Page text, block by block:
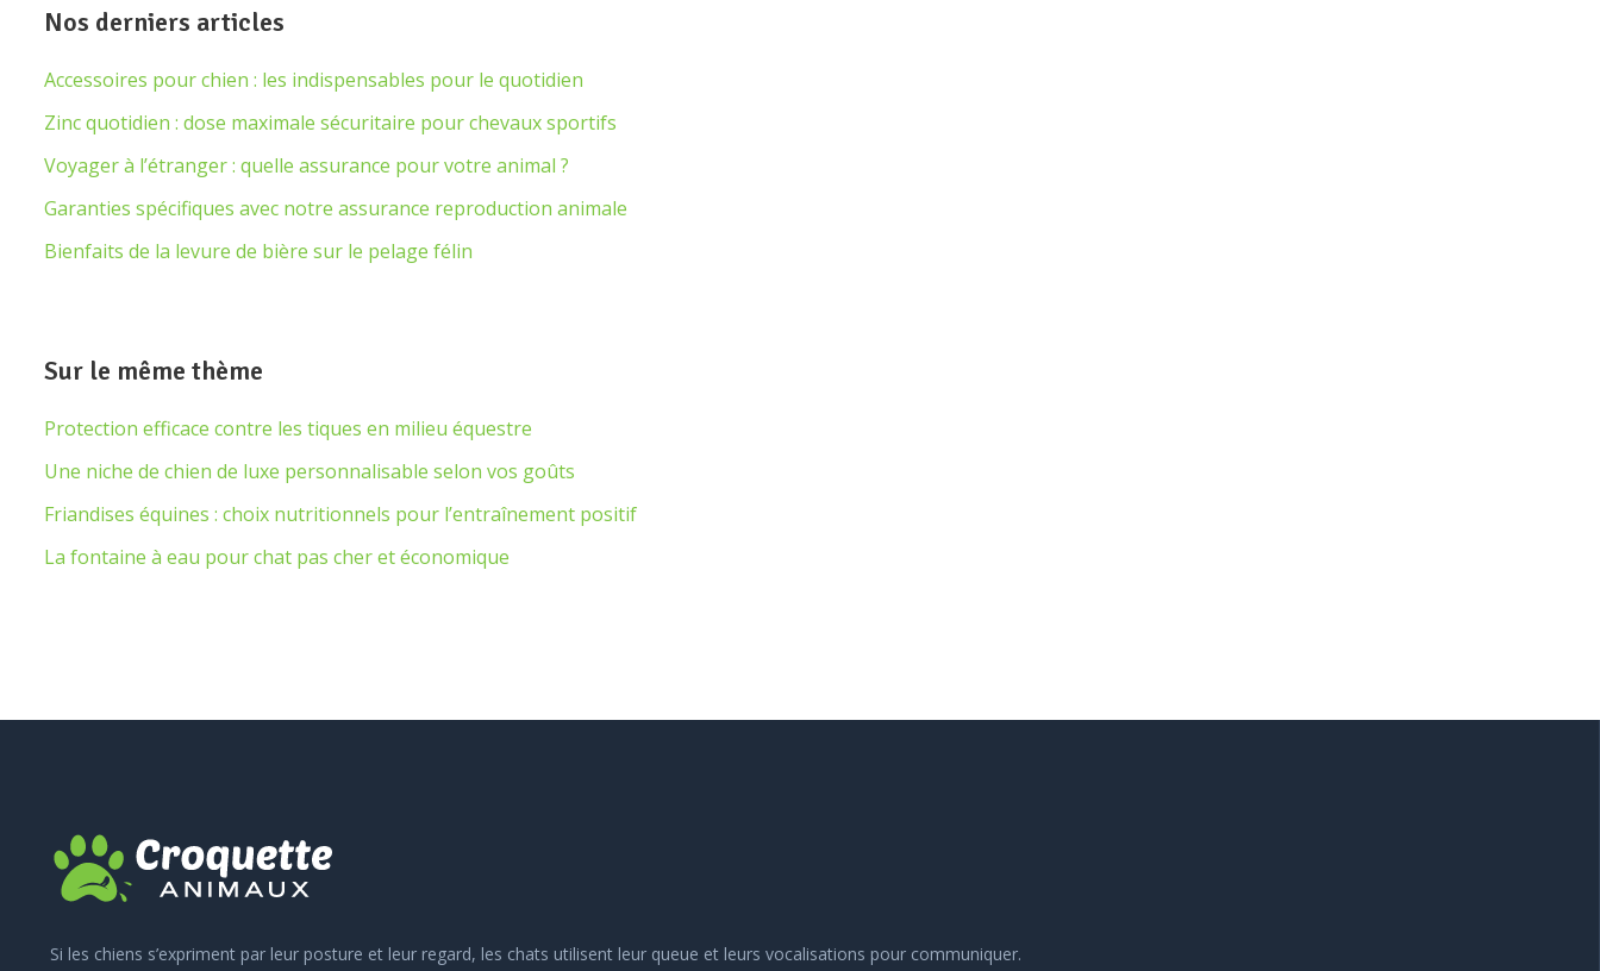
Nos derniers articles
Accessoires pour chien : les indispensables pour le quotidien
Zinc quotidien : dose maximale sécuritaire pour chevaux sportifs
Voyager à l’étranger : quelle assurance pour votre animal ?
Garanties spécifiques avec notre assurance reproduction animale
Bienfaits de la levure de bière sur le pelage félin
Sur le même thème
Protection efficace contre les tiques en milieu équestre
Une niche de chien de luxe personnalisable selon vos goûts
Friandises équines : choix nutritionnels pour l’entraînement positif
La fontaine à eau pour chat pas cher et économique
Si les chiens s’expriment par leur posture et leur regard, les chats utilisent leur queue et leurs vocalisations pour communiquer.